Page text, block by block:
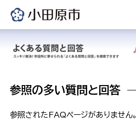
農業委
務局
議会局
議会総務
参照の多い質問と回答
参照されたFAQページがありません。